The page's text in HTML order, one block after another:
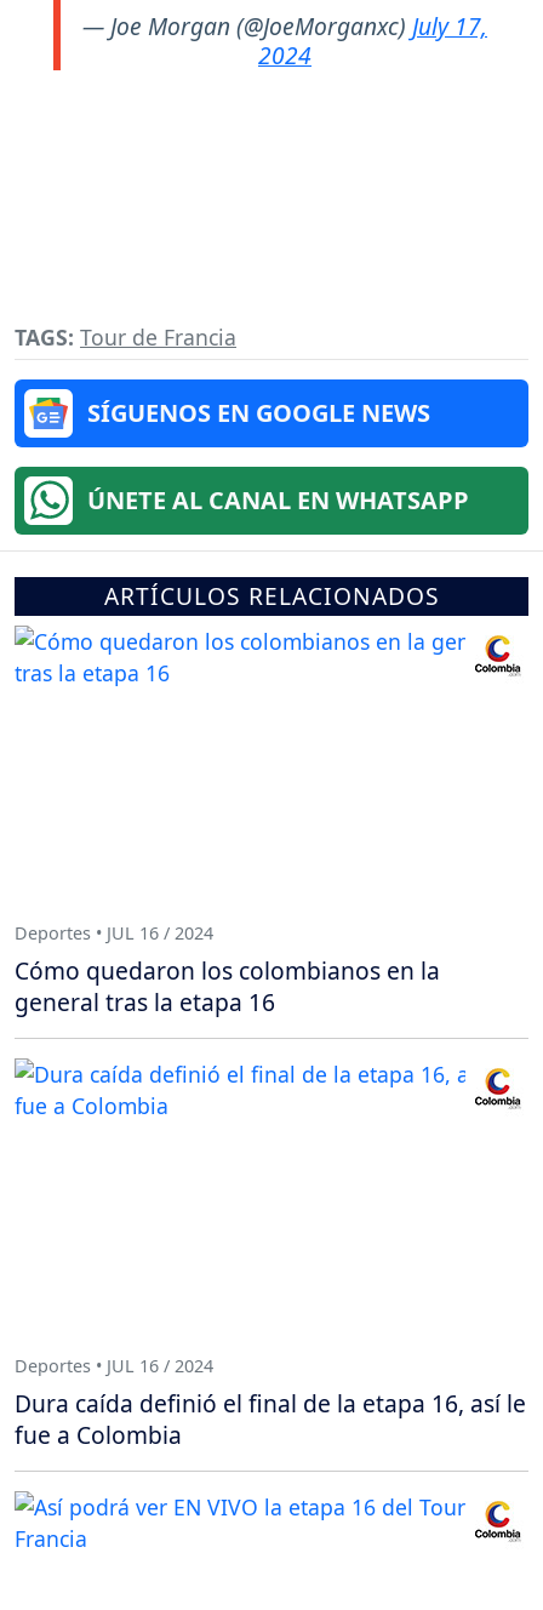
— Joe Morgan (@JoeMorganxc) July 17,
2024
TAGS: Tour de Francia
SÍGUENOS EN GOOGLE NEWS
ÚNETE AL CANAL EN WHATSAPP
ARTÍCULOS RELACIONADOS
Deportes • JUL 16 / 2024
Cómo quedaron los colombianos en la
general tras la etapa 16
Deportes • JUL 16 / 2024
Dura caída definió el final de la etapa 16, así le
fue a Colombia